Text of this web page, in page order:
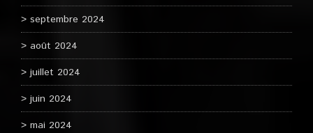
septembre 2024
août 2024
juillet 2024
juin 2024
mai 2024